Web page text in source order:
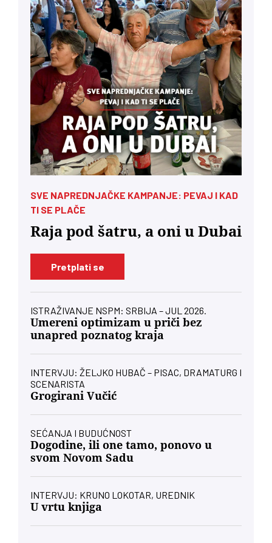
SVE NAPREDNJAČKE KAMPANJE: PEVAJ I KAD
TI SE PLAČE
Raja pod šatru, a oni u Dubai
Pretplati se
ISTRAŽIVANJE NSPM: SRBIJA – JUL 2026.
Umereni optimizam u priči bez
unapred poznatog kraja
INTERVJU: ŽELJKO HUBAČ – PISAC, DRAMATURG I
SCENARISTA
Grogirani Vučić
SEĆANJA I BUDUĆNOST
Dogodine, ili one tamo, ponovo u
svom Novom Sadu
INTERVJU: KRUNO LOKOTAR, UREDNIK
U vrtu knjiga